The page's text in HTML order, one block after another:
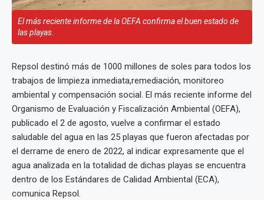
El más reciente informe de la OEFA confirma el buen estado de
las playas.
Repsol destinó más de 1000 millones de soles para todos los
trabajos de limpieza inmediata,remediación, monitoreo
ambiental y compensación social. El más reciente informe del
Organismo de Evaluación y Fiscalización Ambiental (OEFA),
publicado el 2 de agosto, vuelve a confirmar el estado
saludable del agua en las 25 playas que fueron afectadas por
el derrame de enero de 2022, al indicar expresamente que el
agua analizada en la totalidad de dichas playas se encuentra
dentro de los Estándares de Calidad Ambiental (ECA),
comunica Repsol.